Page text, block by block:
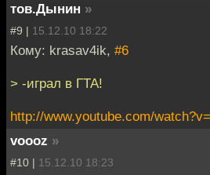
тов.Дынин »
#9 | 15.12.10 18:22
Кому: krasav4ik, #6
> -играл в ГТА!
http://www.youtube.com/
voooz »
#10 | 15.12.10 18:23